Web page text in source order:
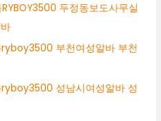
두정동보도사무실
부천여성알바 부천
성남시여성알바 성